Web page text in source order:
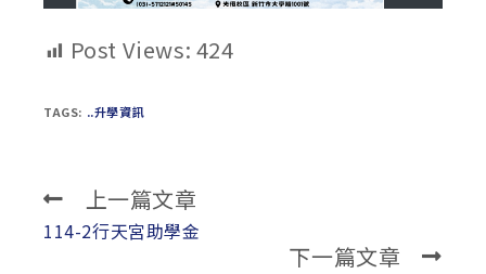
Post Views: 424
TAGS: ..升學資訊
Read
more
上一篇文章
114-2行天宮助學金
下一篇文章